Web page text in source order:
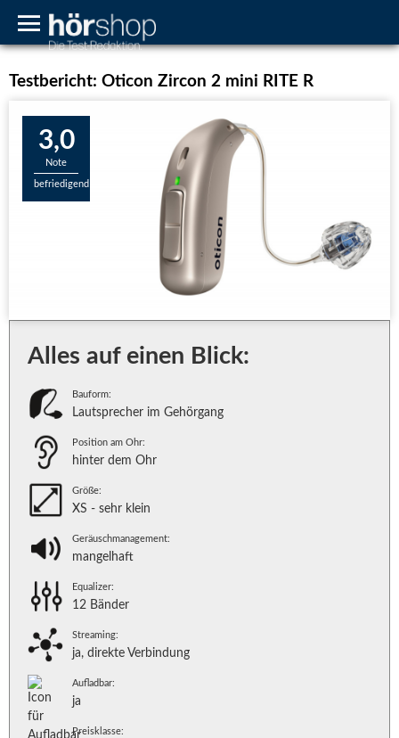
Testbericht: Oticon Zircon 2 mini RITE R
3,0
Note
befriedigend
Alles auf einen Blick:
Bauform:
Lautsprecher im Gehörgang
Position am Ohr:
hinter dem Ohr
Größe:
XS - sehr klein
Geräuschmanagement:
mangelhaft
Equalizer:
12 Bänder
Streaming:
ja, direkte Verbindung
Aufladbar:
ja
Preisklasse: